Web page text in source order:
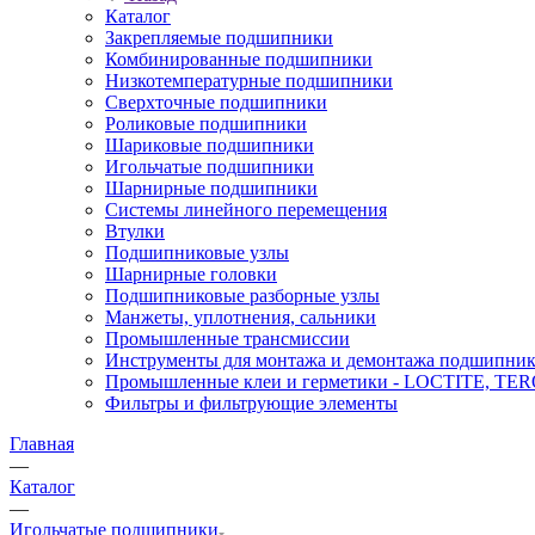
Каталог
Закрепляемые подшипники
Комбинированные подшипники
Низкотемпературные подшипники
Сверхточные подшипники
Роликовые подшипники
Шариковые подшипники
Игольчатые подшипники
Шарнирные подшипники
Системы линейного перемещения
Втулки
Подшипниковые узлы
Шарнирные головки
Подшипниковые разборные узлы
Манжеты, уплотнения, сальники
Промышленные трансмиссии
Инструменты для монтажа и демонтажа
Промышленные клеи и герметики - LOCTITE,
Фильтры и фильтрующие элементы
Главная
—
Каталог
—
Игольчатые подшипники